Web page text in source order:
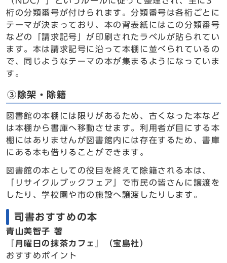
桁の分類番号が付けられます。分類番号は各桁ごとに
テーマが決まっており、本の背表紙にはこの分類番号
などの「請求記号」が印刷されたラベルが貼られてい
ます。本は請求記号に沿って本棚に並べられているの
で、同じようなテーマの本が集まるようになっていま
す。
③除架・除籍
図書館の本棚には限りがあるため、古くなった本など
は本棚から書庫へ移動させます。利用者が目にする本
棚にはありませんが図書館内には存在するため、書庫
にある本も借りることができます。
図書館の本としての役目を終えて除籍される本は、
「リサイクルブックフェア」で市民の皆さんに譲渡を
したり、学校園や市の施設へ譲渡したりします。
司書おすすめの本
青山美智子 著
『月曜日の抹茶カフェ』（宝島社）
おすすめポイント